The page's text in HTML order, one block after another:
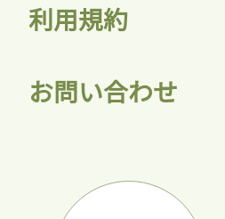
利用規約
お問い合わせ